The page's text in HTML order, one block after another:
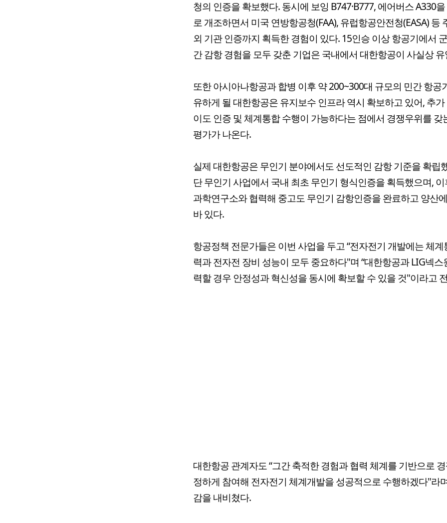
청의 인증을 확보했다. 동시에 보잉 B747·B777, 에어버스 A330
로 개조하면서 미국 연방항공청(FAA), 유럽항공안전청(EASA) 등
외 기관 인증까지 획득한 경험이 있다. 15인승 이상 항공기에서
간 감항 경험을 모두 갖춘 기업은 국내에서 대한항공이 사실상
또한 아시아나항공과 합병 이후 약 200~300대 규모의 민간 항공
유하게 될 대한항공은 유지보수 인프라 역시 확보하고 있어, 추
이도 인증 및 체계통합 수행이 가능하다는 점에서 경쟁우위를 갖
평가가 나온다.
실제 대한항공은 무인기 분야에서도 선도적인 감항 기준을 확립
단 무인기 사업에서 국내 최초 무인기 형식인증을 획득했으며,
과학연구소와 협력해 중고도 무인기 감항인증을 완료하고 양산
바 있다.
항공정책 전문가들은 이번 사업을 두고 “전자전기 개발에는 체계
력과 전자전 장비 성능이 모두 중요하다"며 “대한항공과 LIG넥스
력할 경우 안정성과 혁신성을 동시에 확보할 수 있을 것"이라고
대한항공 관계자도 “그간 축적한 경험과 협력 체계를 기반으로
정하게 참여해 전자전기 체계개발을 성공적으로 수행하겠다"라
감을 내비쳤다.